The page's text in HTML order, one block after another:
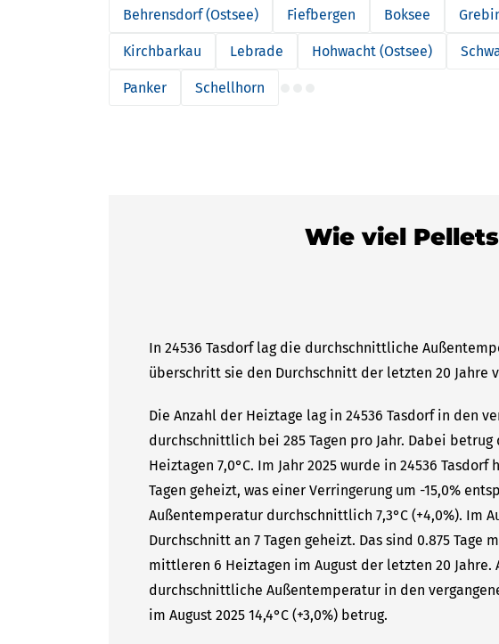
Behrensdorf (Ostsee) Fiefbergen Boksee
Kirchbarkau Lebrade Hohwacht (Ostsee)
Panker Schellhorn
Wie viel
In 24536 Tasdorf lag die durchschnittliche
überschritt sie den Durchschnitt der letzten 20 Jahre
Die Anzahl der Heiztage lag in 24536 Tasdorf in den
durchschnittlich bei 285 Tagen pro Jahr. Dabei
Heiztagen 7,0°C. Im Jahr 2025 wurde in 24536
Tagen geheizt, was einer Verringerung um -15,0%
Außentemperatur durchschnittlich 7,3°C (+4,0%). Im
Durchschnitt an 7 Tagen geheizt. Das sind 0.875 Tage
mittleren 6 Heiztagen im August der letzten 20 Jahre.
durchschnittliche Außentemperatur in den
im August 2025 14,4°C (+3,0%) betrug.